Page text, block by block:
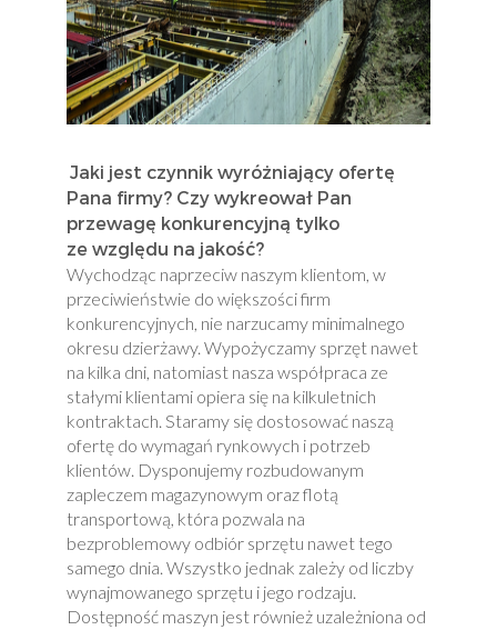
Jaki jest czynnik wyróżniający ofertę
Pana firmy? Czy wykreował Pan
przewagę konkurencyjną tylko
ze względu na jakość?
Wychodząc naprzeciw naszym klientom, w
przeciwieństwie do większości firm
konkurencyjnych, nie narzucamy minimalnego
okresu dzierżawy. Wypożyczamy sprzęt nawet
na kilka dni, natomiast nasza współpraca ze
stałymi klientami opiera się na kilkuletnich
kontraktach. Staramy się dostosować naszą
ofertę do wymagań rynkowych i potrzeb
klientów. Dysponujemy rozbudowanym
zapleczem magazynowym oraz flotą
transportową, która pozwala na
bezproblemowy odbiór sprzętu nawet tego
samego dnia. Wszystko jednak zależy od liczby
wynajmowanego sprzętu i jego rodzaju.
Dostępność maszyn jest również uzależniona od